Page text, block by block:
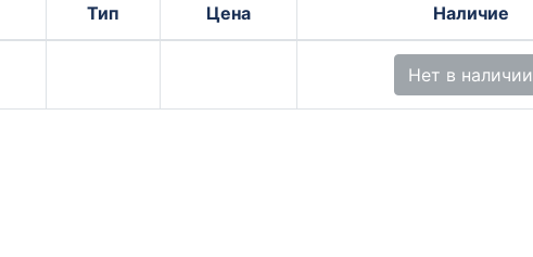
Тип Цена Наличие
Нет в наличии